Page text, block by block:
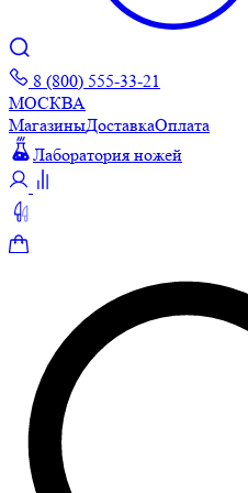
8 (800) 555-33-21
МОСКВА
МагазиныДоставкаОплата
Лаборатория ножей